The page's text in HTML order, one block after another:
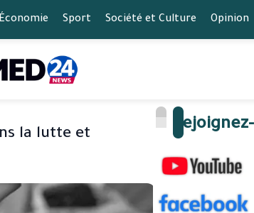
Économie Sport Société et Culture Opinion
la lutte et